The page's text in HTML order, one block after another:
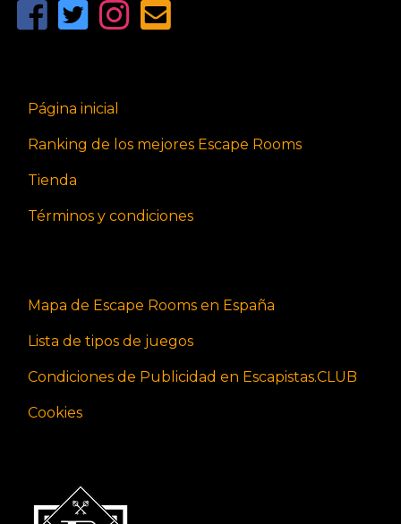
Página inicial
Ranking de los mejores Escape Rooms
Tienda
Términos y condiciones
Mapa de Escape Rooms en España
Lista de tipos de juegos
Condiciones de Publicidad en Escapistas.CLUB
Cookies